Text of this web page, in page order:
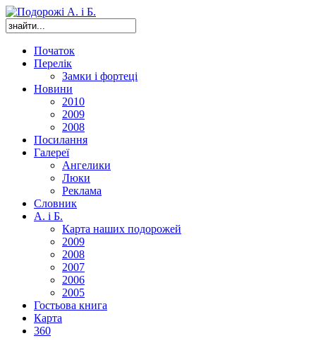
Початок
Перелік
Замки і фортеці
Новини
2010
2009
2008
Посилання
Галереї
Ангелики
Люки
Реклама
Словник
А. і Б.
Карта наших подорожей
2009
2008
2007
2006
2005
Гостьова книга
Карта
360